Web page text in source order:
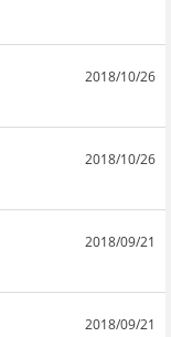
2018/10/26
2018/10/26
2018/09/21
2018/09/21